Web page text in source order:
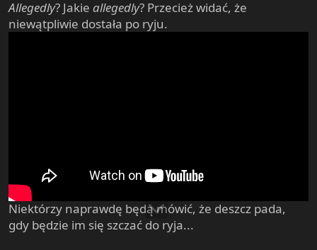
Allegedly? Jakie allegedly? Przecież widać, że
niewątpliwie dostała po ryju.
Niektórzy naprawdę będą mówić, że deszcz pada,
gdy będzie im się szczać do ryja...